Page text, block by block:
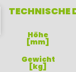
TECHNISCHE
Höhe
[mm]
Gewicht
[kg]